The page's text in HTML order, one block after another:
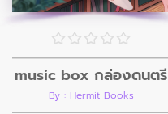
music box กล่องดนตรี
By : Hermit Books